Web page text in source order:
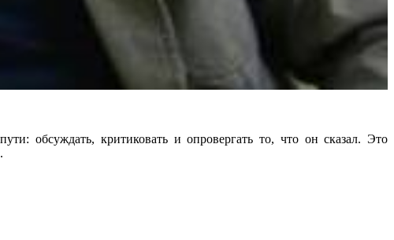
обсуждать, критиковать и опровергать то, что он сказал. Это